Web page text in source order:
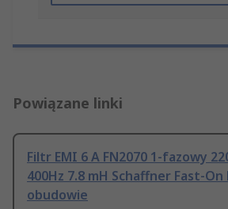
Powiązane linki
Filtr EMI 6 A FN2070 1-fazowy
400Hz 7.8 mH Schaffner Fast-
obudowie